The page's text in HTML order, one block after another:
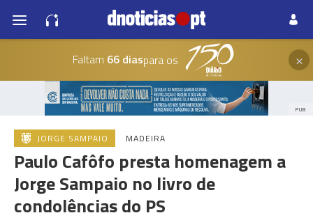
Faltam 66 diaspara os ×
PUB
JORGE SAMPAIO MADEIRA
Paulo Cafôfo presta homenagem a
Jorge Sampaio no livro de
condolências do PS